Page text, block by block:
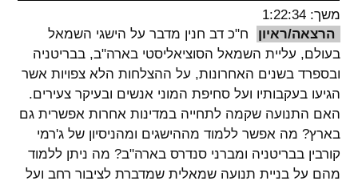
spellcheck
גופן קריא
ניגודיות צבעים
brightness_high
ניגודיות בהירה
brightness_low
ניגודיות כהה
משך: 1:22:34
הרצאה/ראיון
ח"כ דב חנין מדבר על הישגי השמאל
בעולם, עליית השמאל הסוציאליסטי בארה"ב, בבריטניה
ובספרד בשנים האחרונות, על ההצלחות הלא צפויות אשר
הגיעו בעקבותיו ועל סחיפת המוני אנשים ובעיקר צעירים.
האם התנועה שקמה לתחייה במדינות אחרות אפשרית גם
בארץ? מה אפשר ללמוד מההישגים ומהניסיון של ג'רמי
קורבין בבריטניה ומברני סנדרס בארה"ב? מה ניתן ללמוד
מהם על בניית תנועה שמאלית שמדברת לציבור רחב ועל